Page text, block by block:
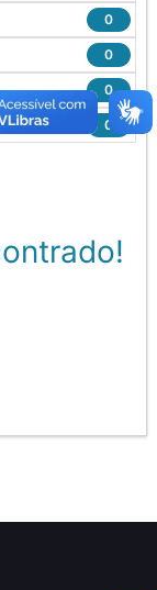
0
0
0
0